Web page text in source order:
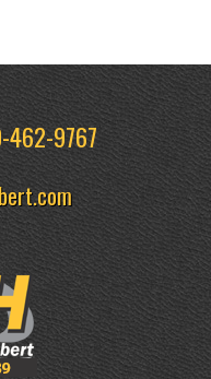
462-9767